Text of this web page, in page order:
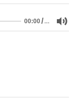
00:00/…